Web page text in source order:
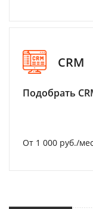
CRM
Подобрать
От 1 000 руб./